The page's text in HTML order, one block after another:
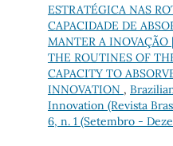
ESTRATÉGICA NAS
CAPACIDADE DE
MANTER A
THE ROUTINES OF
CAPACITY TO
INNOVATION ,
Innovation (Revista
6, n. 1 (Setembro -